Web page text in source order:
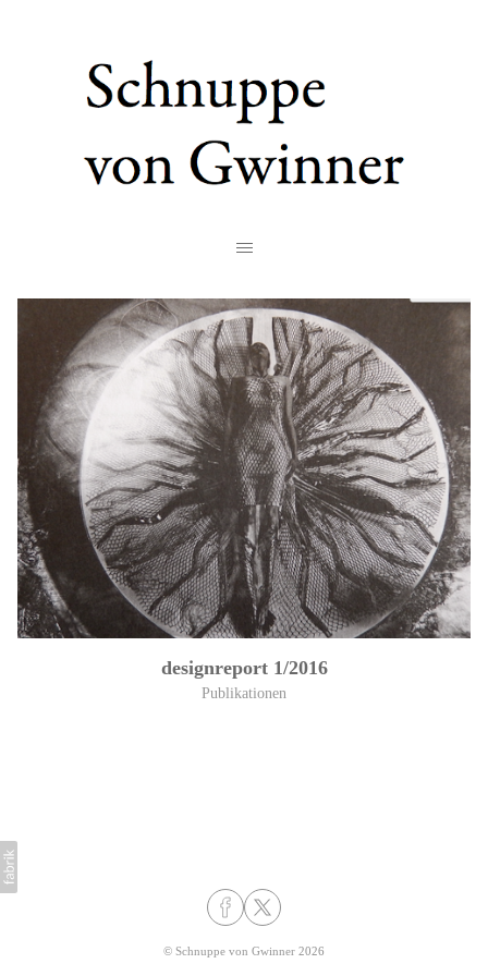
designreport 1/2016
Publikationen
© Schnuppe von Gwinner 2026